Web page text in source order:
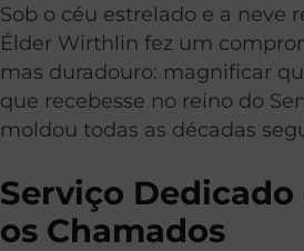
Sob o céu estrelado e a neve
Élder Wirthlin fez um
mas duradouro: magnificar
que recebesse no reino do
moldou todas as décadas
Serviço Dedicado
os Chamados